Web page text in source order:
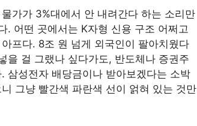
가가 3%대에서 안 내려간다 하는 소리만
. 어떤 곳에서는 K자형 신용 구조 어쩌고
프다. 8조 원 넘게 외국인이 팔아치웠다
을 걸 그랬나 싶다가도, 반도체나 증권주
삼성전자 배당금이나 받아보겠다는 소박
그냥 빨간색 파란색 선이 얽혀 있는 것만